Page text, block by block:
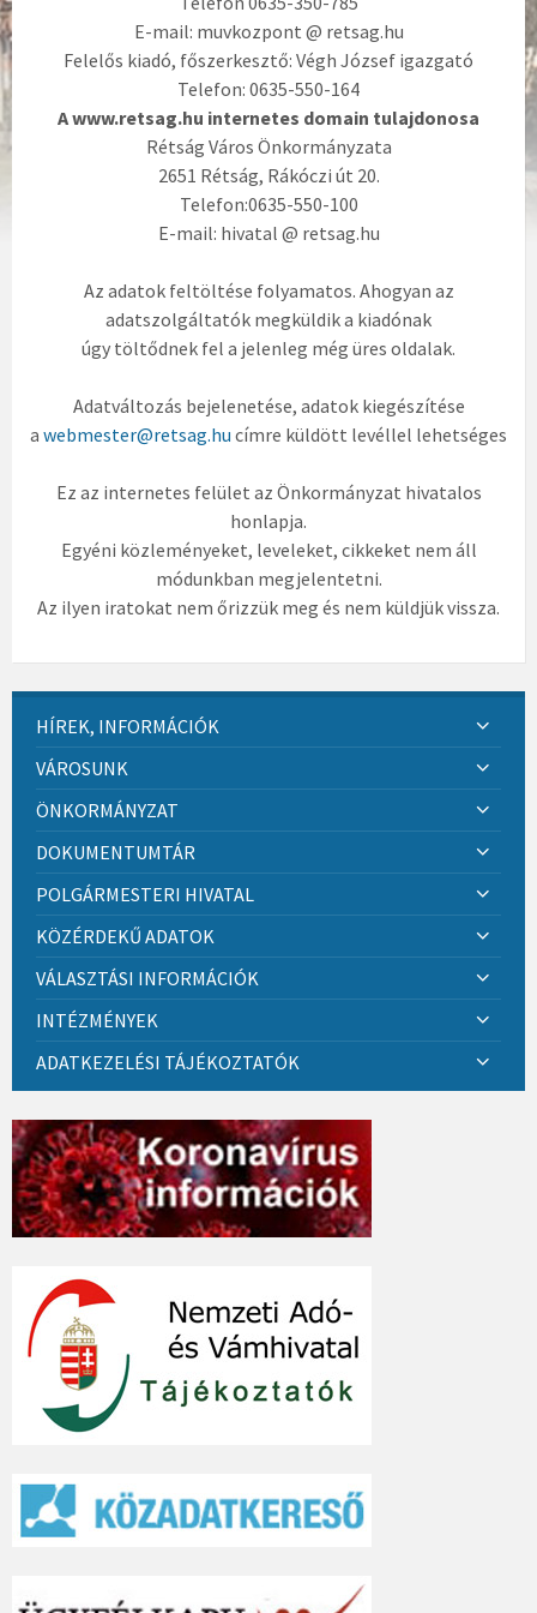
E-mail: muvkozpont @ retsag.hu
Felelős kiadó, főszerkesztő: Végh József igazgató
Telefon: 0635-550-164
A www.retsag.hu internetes domain tulajdonosa
Rétság Város Önkormányzata
2651 Rétság, Rákóczi út 20.
Telefon:0635-550-100
E-mail: hivatal @ retsag.hu
Az adatok feltöltése folyamatos. Ahogyan az
adatszolgáltatók megküldik a kiadónak
úgy töltődnek fel a jelenleg még üres oldalak.
Adatváltozás bejelenetése, adatok kiegészítése
a webmester@retsag.hu címre küldött levéllel lehetséges
Ez az internetes felület az Önkormányzat hivatalos
honlapja.
Egyéni közleményeket, leveleket, cikkeket nem áll
módunkban megjelentetni.
Az ilyen iratokat nem őrizzük meg és nem küldjük vissza.
HÍREK, INFORMÁCIÓK
VÁROSUNK
ÖNKORMÁNYZAT
DOKUMENTUMTÁR
POLGÁRMESTERI HIVATAL
KÖZÉRDEKŰ ADATOK
VÁLASZTÁSI INFORMÁCIÓK
INTÉZMÉNYEK
ADATKEZELÉSI TÁJÉKOZTATÓK